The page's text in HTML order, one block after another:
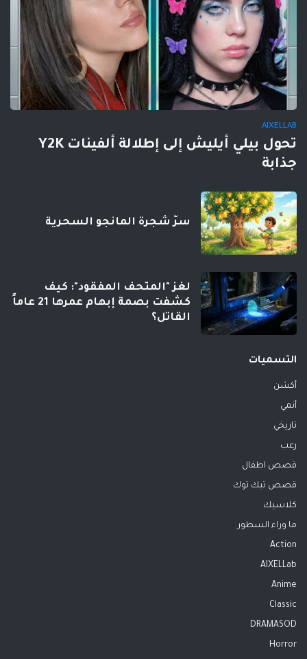
AIXELLAB
تحول بيلي أيليش إلى إطلالة ألفينات Y2K
جذابة
سرّ شجرة المانجو السحرية
لغز "المتحف المفقود": كيف
كشفت بصمة إبهام عمرها 21 عاماً
القاتل؟
التسميات
أكشن
أنمي
تاريخي
رعب
قصص اطفال
قصص تيك توك
كلاسيك
ما وراء السطور
Action
AIXELLab
Anime
Classic
DRAMASOD
Horror